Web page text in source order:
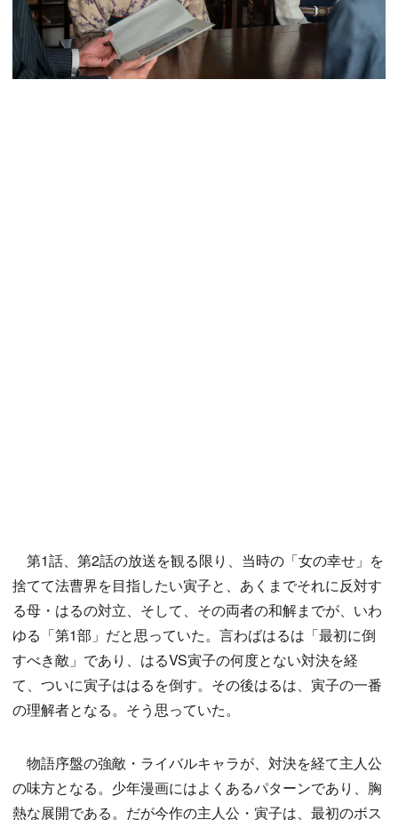
第1話、第2話の放送を観る限り、当時の「女の幸せ」を
捨てて法曹界を目指したい寅子と、あくまでそれに反対す
る母・はるの対立、そして、その両者の和解までが、いわ
ゆる「第1部」だと思っていた。言わばはるは「最初に倒
すべき敵」であり、はるVS寅子の何度とない対決を経
て、ついに寅子ははるを倒す。その後はるは、寅子の一番
の理解者となる。そう思っていた。
物語序盤の強敵・ライバルキャラが、対決を経て主人公
の味方となる。少年漫画にはよくあるパターンであり、胸
熱な展開である。だが今作の主人公・寅子は、最初のボス